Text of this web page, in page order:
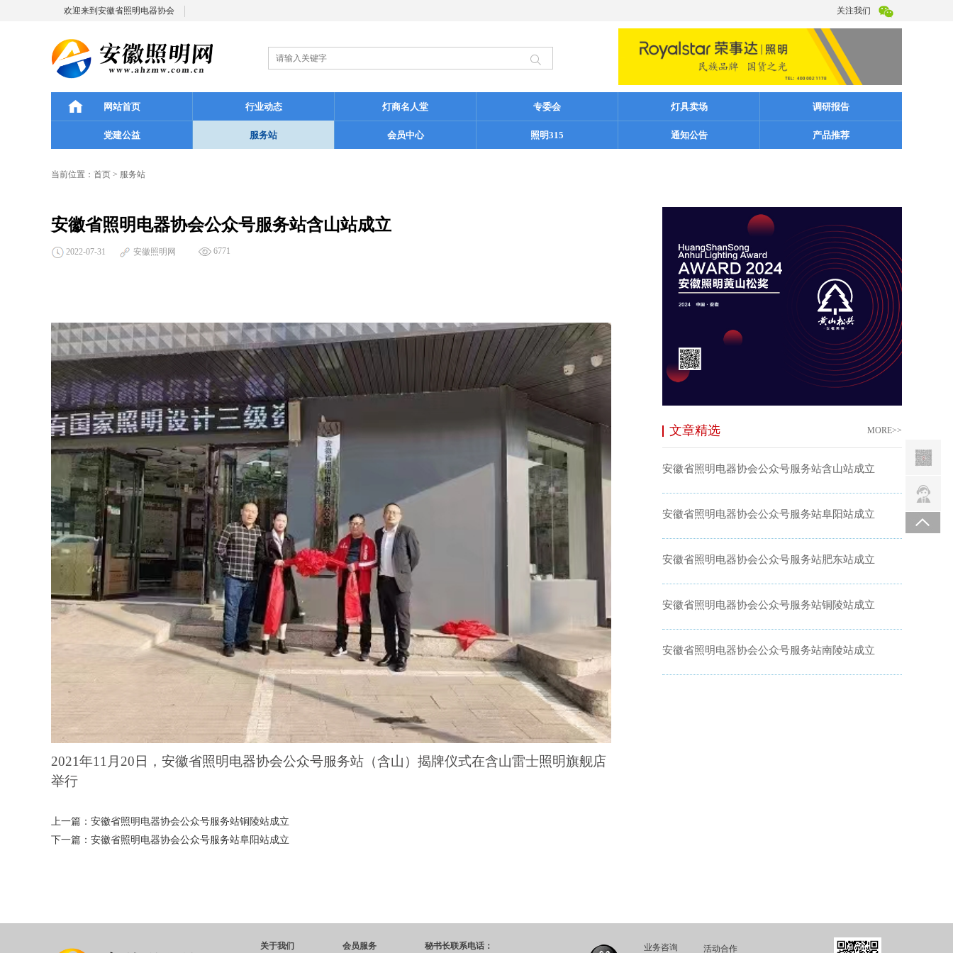
欢迎来到安徽省照明电器协会 关注我们
网站首页 行业动态 灯商名人堂 专委会 灯具卖场 调研报告
党建公益 服务站 会员中心 照明315 通知公告 产品推荐
当前位置： 首页 > 服务站
安徽省照明电器协会公众号服务站含山站成立
2022-07-31 安徽照明网 6771
2021年11 月 20日，安徽省照明电器协会公众号服务站（含山）揭牌仪式在含山雷士照明旗舰店
举行
上一篇： 安徽省照明电器协会公众号服务站铜陵站成立
下一篇： 安徽省照明电器协会公众号服务站阜阳站成立
文章精选 MORE>>
安徽省照明电器协会公众号服务站含山站成立
安徽省照明电器协会公众号服务站阜阳站成立
安徽省照明电器协会公众号服务站肥东站成立
安徽省照明电器协会公众号服务站铜陵站成立
安徽省照明电器协会公众号服务站南陵站成立
关于我们 会员服务 秘书长联系电话： 业务咨询 活动合作